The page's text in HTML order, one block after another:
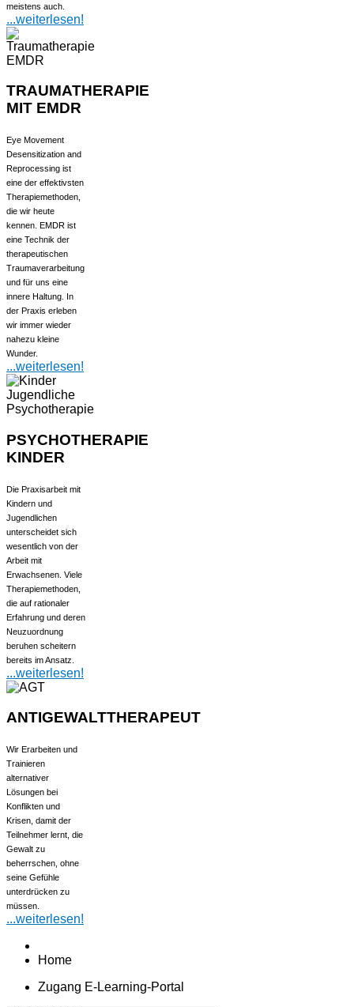
meistens auch.
...weiterlesen!
TRAUMATHERAPIE
MIT EMDR
Eye Movement
Desensitization and
Reprocessing ist
eine der effektivsten
Therapiemethoden,
die wir heute
kennen. EMDR ist
eine Technik der
therapeutischen
Traumaverarbeitung
und für uns eine
innere Haltung. In
der Praxis erleben
wir immer wieder
nahezu kleine
Wunder.
...weiterlesen!
PSYCHOTHERAPIE
KINDER
Die Praxisarbeit mit
Kindern und
Jugendlichen
unterscheidet sich
wesentlich von der
Arbeit mit
Erwachsenen. Viele
Therapiemethoden,
die auf rationaler
Erfahrung und deren
Neuzuordnung
beruhen scheitern
bereits im Ansatz.
...weiterlesen!
ANTIGEWALTTHERAPEUT
Wir Erarbeiten und
Trainieren
alternativer
Lösungen bei
Konflikten und
Krisen, damit der
Teilnehmer lernt, die
Gewalt zu
beherrschen, ohne
seine Gefühle
unterdrücken zu
müssen.
...weiterlesen!
Home
Zugang E-Learning-Portal